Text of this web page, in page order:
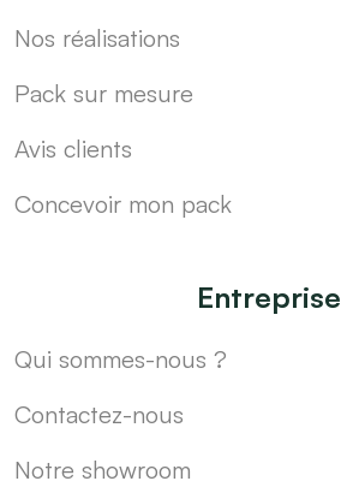
Nos réalisations
Pack sur mesure
Avis clients
Concevoir mon pack
Entreprise
Qui sommes-nous ?
Contactez-nous
Notre showroom